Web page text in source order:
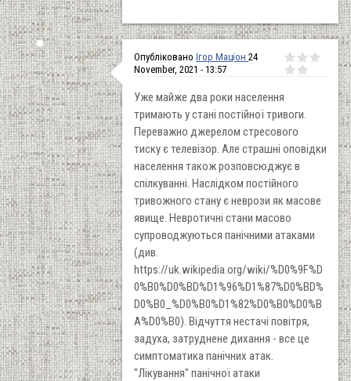
Опубліковано Ігор Маціон 24
November, 2021 - 13:57
Уже майже два роки населення
тримають у стані постійної тривоги.
Переважно джерелом стресового
тиску є телевізор. Але страшні оповідки
населення також розповсюджує в
спілкуванні. Наслідком постійного
тривожного стану є неврози як масове
явище. Невротичні стани масово
супроводжуються панічними атаками
(див.
https://uk.wikipedia.org/wiki/%D0%9F%D
0%B0%D0%BD%D1%96%D1%87%D0%BD%
D0%B0_%D0%B0%D1%82%D0%B0%D0%B
A%D0%B0). Відчуття нестачі повітря,
задуха, затруднене дихання - все це
симптоматика панічних атак.
"Лікування" панічної атаки